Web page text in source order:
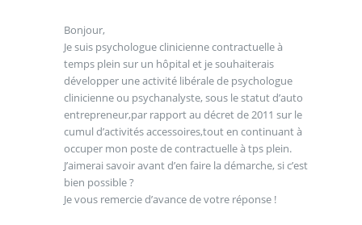
Bonjour,
Je suis psychologue clinicienne contractuelle à
temps plein sur un hôpital et je souhaiterais
développer une activité libérale de psychologue
clinicienne ou psychanalyste, sous le statut d’auto
entrepreneur,par rapport au décret de 2011 sur le
cumul d’activités accessoires,tout en continuant à
occuper mon poste de contractuelle à tps plein.
J’aimerai savoir avant d’en faire la démarche, si c’est
bien possible ?
Je vous remercie d’avance de votre réponse !